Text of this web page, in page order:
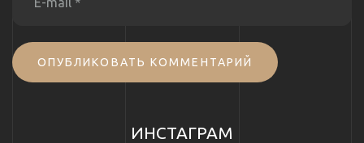
ОПУБЛИКОВАТЬ КОММЕНТАРИЙ
ИНСТАГРАМ